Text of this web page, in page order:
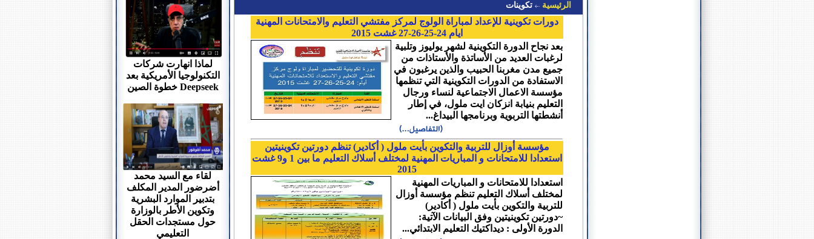
لماذا انهارت شركات
التكنولوجيا الأمريكية بعد
خطوة الصين Deepseek
لقاء مع السيد محمد
أضرضور المدير المكلف
بتدبير الموارد البشرية
وتكوين الأطر بالوزارة
حول مستجدات الحقل
التعليمي
الرئيسية تكوينات
دورات تكوينية للإعداد لمباراة الولوج لمركز مفتشي التعليم والامتحانات المهنية
ايام 24-25-26-27 غشت 2015
بعد نجاح الدورة التكوينية لشهر يوليوز وتلبية
لرغبات العديد من الأساتذة والأستاذات من
جميع مدن مغربنا الحبيب والذين يرغبون في
الاستفادة من الدورات التكوينية التي تنظمها
مؤسسة الاعمال الاجتماعية لنساء ورجال
التعليم بنيابة انزكان ايت ملول، في إطار
أنشطتها التربوية وبرنامجها البيداغ...
مؤسسة أوزال للتربية والتكوين بأيت ملول ( أكادير) تنظم دورتين تكوينيتين
استعدادا للامتحانات و المباريات المهنية لمختلف أسلاك التعليم ما بين 1 و9 غشت
2015
استعدادا للامتحانات و المباريات المهنية
لمختلف أسلاك التعليم تنظم مؤسسة أوزال
للتربية والتكوين بأيت ملول ( أكادير)
~دورتين تكوينيتين وفق البيانات الآتية:
الدورة الأولى : ديداكتيك التعليم الابتدائي...